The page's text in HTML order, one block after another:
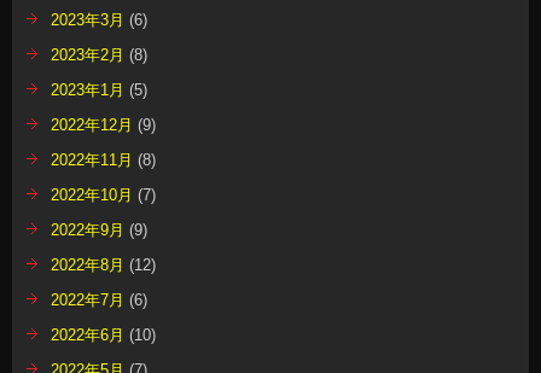
2023年3月 (6)
2023年2月 (8)
2023年1月 (5)
2022年12月 (9)
2022年11月 (8)
2022年10月 (7)
2022年9月 (9)
2022年8月 (12)
2022年7月 (6)
2022年6月 (10)